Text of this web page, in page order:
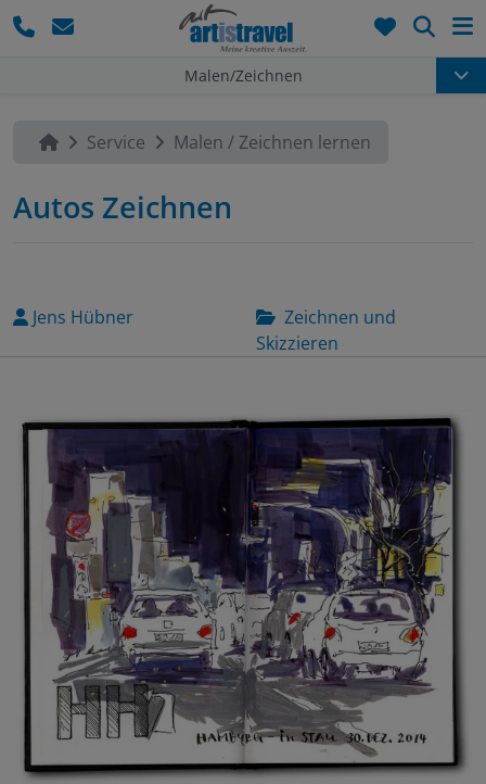
Malen/Zeichnen
Service Malen / Zeichnen lernen
Autos Zeichnen
Jens Hübner
Zeichnen und
Skizzieren